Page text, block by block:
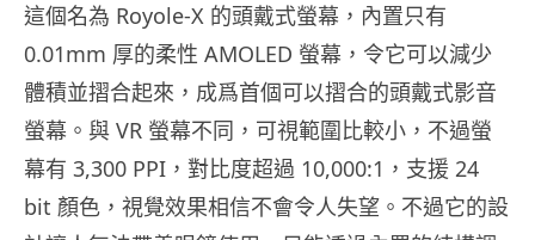
這個名為 Royole-X 的頭戴式螢幕，內置只有
0.01mm 厚的柔性 AMOLED 螢幕，令它可以減少
體積並摺合起來，成爲首個可以摺合的頭戴式影音
螢幕。與 VR 螢幕不同，可視範圍比較小，不過螢
幕有 3,300 PPI，對比度超過 10,000:1，支援 24
bit 顏色，視覺效果相信不會令人失望。不過它的設